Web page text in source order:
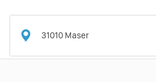
31010 Maser